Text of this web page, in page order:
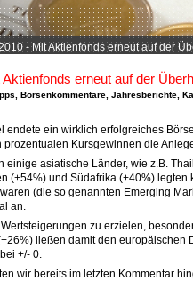
- Mit Aktienfonds erneut auf der
erneut auf der
Börsenkommentare Jahresberichte
endete ein wirklich erfolgreiches
Kursgewinnen die
einige asiatische Länder, wie z.B.
(+54%) und Südafrika (+40%)
(die so genannten Emerging
an.
zu erzielen,
ließen damit den
+/- 0.
wir bereits im letzten Kommentar